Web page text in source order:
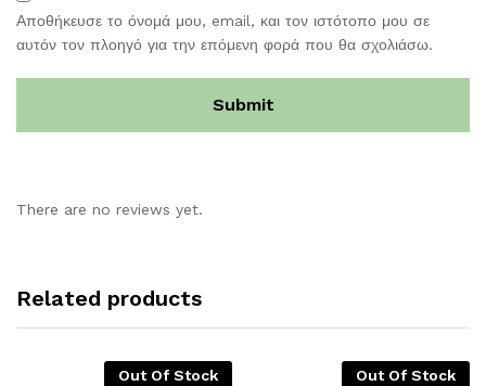
Αποθήκευσε το όνομά μου, email, και τον ιστότοπο μου σε
αυτόν τον πλοηγό για την επόμενη φορά που θα σχολιάσω.
There are no reviews yet.
Related products
Out Of Stock Out Of Stock